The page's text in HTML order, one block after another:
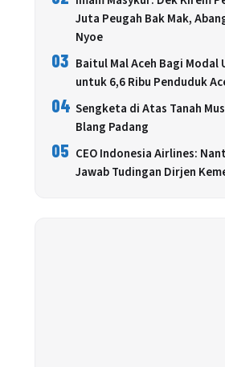
Juta Peugah Bak Mak,
Nyoe
03 Baitul Mal Aceh Bagi Modal
untuk 6,6 Ribu Penduduk
04 Sengketa di Atas Tanah
Blang Padang
05 CEO Indonesia Airlines:
Jawab Tudingan Dirjen